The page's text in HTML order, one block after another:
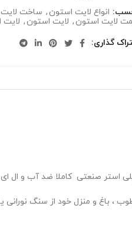
انواع لایت استون , ساخت
لایت استون , لایت استون ,
گذاری
استر صنعتی کاملا ضد آب و ال
، باغ و منزل خود از سنگ نورانی